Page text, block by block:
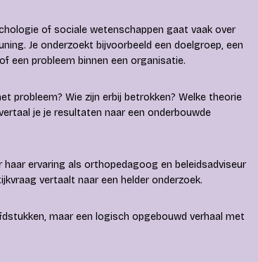
of sociale wetenschappen gaat vaak over
Je onderzoekt bijvoorbeeld een doelgroep, een
een probleem binnen een organisatie.
probleem? Wie zijn erbij betrokken? Welke theorie
je je resultaten naar een onderbouwde
ervaring als orthopedagoog en beleidsadviseur
vertaalt naar een helder onderzoek.
maar een logisch opgebouwd verhaal met